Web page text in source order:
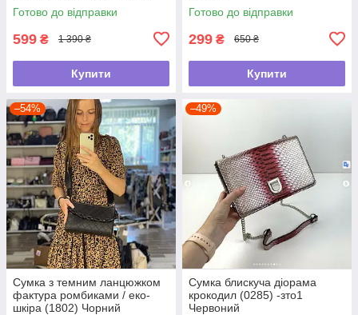
Готово до відправки
599 ₴ 1 390 ₴
Купити
Готово до відправки
299 ₴ 650 ₴
Купити
–54%
Сумка з темним ланцюжком
фактура ромбиками / еко-
шкіра (1802) Чорний
–49%
Сумка блискуча діорама
крокодил (0285) -зто1
Червоний